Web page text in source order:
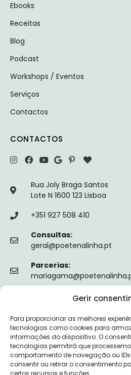
Gerir
Para proporcionar as melhores
tecnologias como cookies para
informações do dispositivo. O
tecnologias permitirá que
comportamento de navegação ou IDs
consentir ou retirar o consentimento
certos recursos e funções.
Ebooks
Receitas
Blog
Podcast
Workshops / Eventos
Serviços
Contactos
CONTACTOS
Rua Joly Braga Santos
Lote N 1600 123 Lisboa
+351 927 508 410
Consultas:
geral@poetenalinha.pt
Parcerias:
Política de privacidade
Termos e Condições
Livro de reclamações